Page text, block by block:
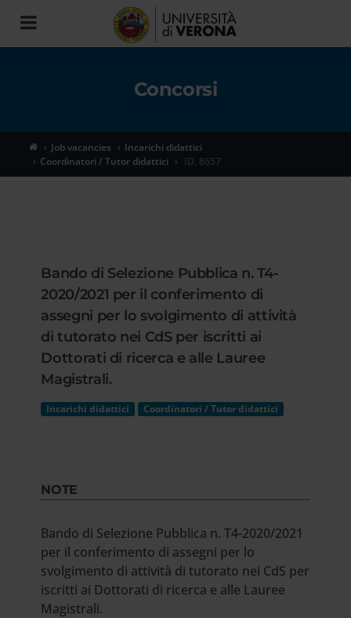
Toggle
navigation
Concorsi
Job vacancies
Incarichi didattici
Coordinatori / Tutor didattici
ID. 8657
Bando di Selezione Pubblica n. T4-
2020/2021 per il conferimento di
assegni per lo svolgimento di attività
di tutorato nei CdS per iscritti ai
Dottorati di ricerca e alle Lauree
Magistrali.
Incarichi didattici Coordinatori / Tutor didattici
NOTE
Bando di Selezione Pubblica n. T4-2020/2021
per il conferimento di assegni per lo
svolgimento di attività di tutorato nei CdS per
iscritti ai Dottorati di ricerca e alle Lauree
Magistrali.